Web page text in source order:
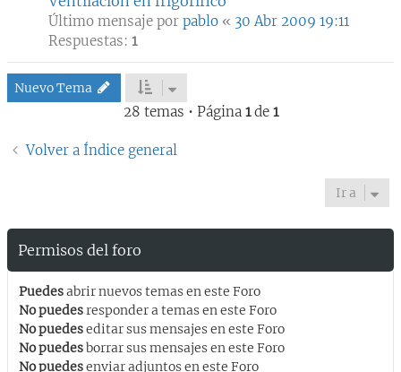
Último mensaje por pablo « 30 Abr 2009 19:11
Respuestas: 1
Nuevo Tema
28 temas • Página 1de 1
Volver a Índice general
Ir a
Permisos del foro
Puedesabrir nuevos temas en este Foro
No puedesresponder a temas en este Foro
No puedeseditar sus mensajes en este Foro
No puedesborrar sus mensajes en este Foro
No puedesenviar adjuntos en este Foro